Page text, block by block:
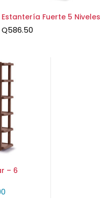
Estantería Fuerte 5 Niveles
Q586.50
– 6